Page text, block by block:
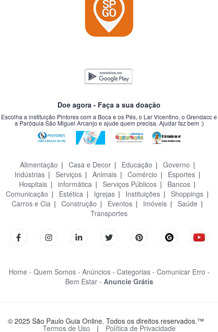
Doe agora - Faça a sua doação
Escolha a instituição Pintores com a Boca e os Pés, o Lar Vicentino, o Grendacc e
a Paróquia São Miguel Arcanjo e ajude quem precisa. Ajudar faz bem :)
Alimentação | Casa e Decor| Educação | Governo |
Indústrias| Serviços| Animais| Comércio | Esportes|
Hospitais | informática | Serviços Públicos | Bancos |
Comunicação | Estética | Igrejas | Instituições | Shoppings |
Carros e Cia | Construção | Eventos | Imóveis | Saúde |
Transportes
Home - Quem Somos - Anúncios - Categorias - Comunicar Erro -
Bem Estar - Anuncie Grátis
© 2025 São Paulo Guia Online. Todos os direitos reservados.™
Termos de Uso | Política de Privacidade